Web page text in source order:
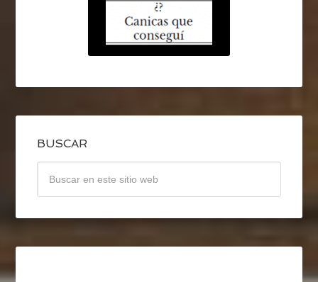
BUSCAR